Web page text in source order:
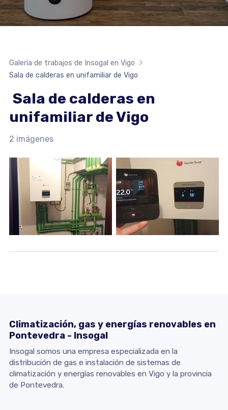
Galería de trabajos de Insogal en Vigo
Sala de calderas en unifamiliar de Vigo
Sala de calderas en
unifamiliar de Vigo
2 imágenes
Climatización, gas y energías renovables en
Pontevedra - Insogal
Insogal somos una empresa especializada en la
distribución de gas e instalación de sistemas de
climatización y energías renovables en Vigo y la provincia
de Pontevedra.